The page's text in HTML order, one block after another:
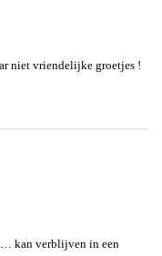
niet vriendelijke groetjes !
kan verblijven in een